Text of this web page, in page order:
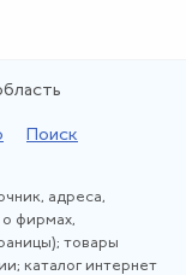
Поиск
адреса,
фирмах,
товары
каталог интернет